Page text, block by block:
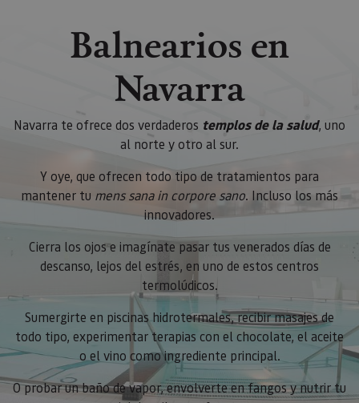
Balnearios en
Navarra
Navarra te ofrece dos verdaderos templos de la salud, uno
al norte y otro al sur.
Y oye, que ofrecen todo tipo de tratamientos para
mantener tu mens sana in corpore sano. Incluso los más
innovadores.
Cierra los ojos e imagínate pasar tus venerados días de
descanso, lejos del estrés, en uno de estos centros
termolúdicos.
Sumergirte en piscinas hidrotermales, recibir masajes de
todo tipo, experimentar terapias con el chocolate, el aceite
o el vino como ingrediente principal.
O probar un baño de vapor, envolverte en fangos y nutrir tu